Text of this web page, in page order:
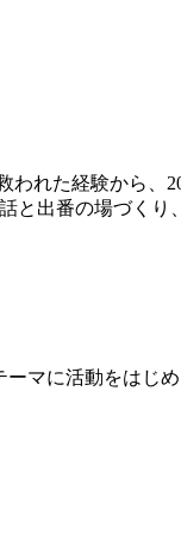
れた経験から
と出番の場づくり
に活動をはじ